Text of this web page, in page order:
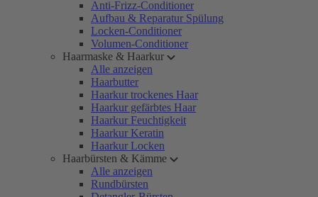
Anti-Frizz-Conditioner
Aufbau & Reparatur Spülung
Locken-Conditioner
Volumen-Conditioner
Haarmaske & Haarkur
Alle anzeigen
Haarbutter
Haarkur trockenes Haar
Haarkur gefärbtes Haar
Haarkur Feuchtigkeit
Haarkur Keratin
Haarkur Locken
Haarbürsten & Kämme
Alle anzeigen
Rundbürsten